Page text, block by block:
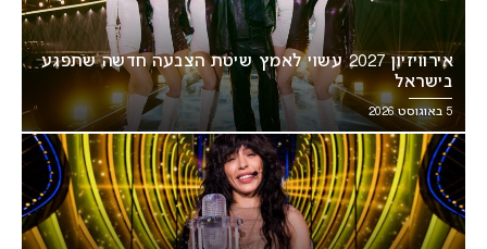
אירוויזיון 2027 עשוי לאמץ שיטת הצבעה חדשה שתפגע
בישראל
5 באוגוסט 2026